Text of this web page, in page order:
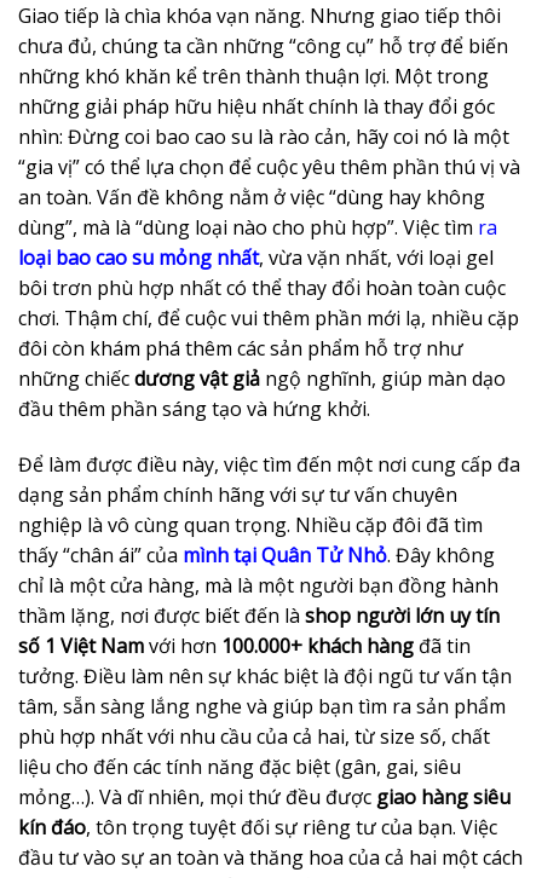
Giao tiếp là chìa khóa vạn năng. Nhưng giao tiếp thôi
chưa đủ, chúng ta cần những “công cụ” hỗ trợ để biến
những khó khăn kể trên thành thuận lợi. Một trong
những giải pháp hữu hiệu nhất chính là thay đổi góc
nhìn: Đừng coi bao cao su là rào cản, hãy coi nó là một
“gia vị” có thể lựa chọn để cuộc yêu thêm phần thú vị và
an toàn. Vấn đề không nằm ở việc “dùng hay không
dùng”, mà là “dùng loại nào cho phù hợp”. Việc tìm ra
loại bao cao su mỏng nhất, vừa vặn nhất, với loại gel
bôi trơn phù hợp nhất có thể thay đổi hoàn toàn cuộc
chơi. Thậm chí, để cuộc vui thêm phần mới lạ, nhiều cặp
đôi còn khám phá thêm các sản phẩm hỗ trợ như
những chiếcdương vật giả ngộ nghĩnh, giúp màn dạo
đầu thêm phần sáng tạo và hứng khởi.
Để làm được điều này, việc tìm đến một nơi cung cấp đa
dạng sản phẩm chính hãng với sự tư vấn chuyên
nghiệp là vô cùng quan trọng. Nhiều cặp đôi đã tìm
thấy “chân ái” của mình tại Quân Tử Nhỏ. Đây không
chỉ là một cửa hàng, mà là một người bạn đồng hành
thầm lặng, nơi được biết đến là shop người lớn uy tín
số 1 Việt Namvới hơn 100.000+ khách hàng đã tin
tưởng. Điều làm nên sự khác biệt là đội ngũ tư vấn tận
tâm, sẵn sàng lắng nghe và giúp bạn tìm ra sản phẩm
phù hợp nhất với nhu cầu của cả hai, từ size số, chất
liệu cho đến các tính năng đặc biệt (gân, gai, siêu
mỏng…). Và dĩ nhiên, mọi thứ đều được giao hàng siêu
kín đáo, tôn trọng tuyệt đối sự riêng tư của bạn. Việc
đầu tư vào sự an toàn và thăng hoa của cả hai một cách